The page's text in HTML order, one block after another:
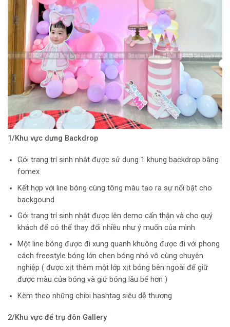
1/Khu vực dưng Backdrop
Gói trang trí sinh nhật được sử dụng 1 khung backdrop bằng
fomex
Kết hợp với line bóng cùng tông màu tạo ra sự nổi bật cho
backgound
Gói trang trí sinh nhật được lên demo cẩn thận và cho quý
khách để có thể thay đổi nhiều như ý muốn của mình
Một line bóng được đi xung quanh khuông được đi với phong
cách freestyle bóng lớn chen bóng nhỏ vô cùng chuyên
nghiệp ( được xịt thêm một lớp xịt bóng bên ngoài để giữ
được màu của bóng và giữ bóng lâu bể hơn )
Kèm theo những chibi hashtag siêu dễ thương
2/Khu vực để trụ đôn Gallery